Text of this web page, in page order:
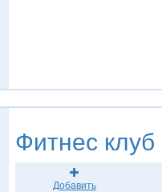
Фитнес клуб
Добавить